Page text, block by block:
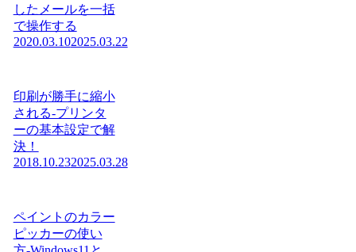
したメールを一括
で操作する
2020.03.102025.03.22
印刷が勝手に縮小
される-プリンタ
ーの基本設定で解
決！
2018.10.232025.03.28
ペイントのカラー
ピッカーの使い